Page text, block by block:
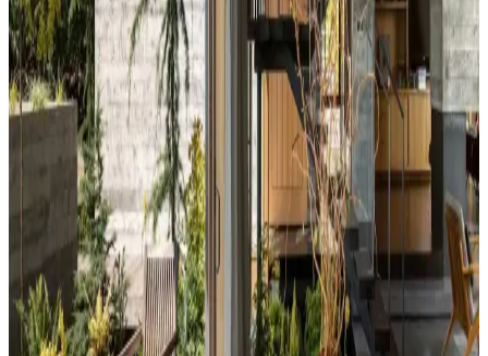
Kahvaltı köşelerinde ahşap ve sentetik deri sandalyeler, dayanıklılık
ve temizlik kolaylığı sunar. Minder ve özel tasarım halılarla konfor
ve estetik dengelenir, mekanın atmosferi güçlenir.
Perde Rengine Uyumlu Nevresim Seçimi: Renk ve
Desenlerle Dekorasyonda Denge Sağlama
Perde ve nevresim uyumu, krem ve magnolia tonlarındaki odalarda
mekanın estetiğini artırır. Kırmızı, kahverengi ve turuncu tonlarıyla
uyumlu renk ve desen önerileri sunulmaktadır.
Ev Dekorasyonunda Denge ve Fonksiyonellik: Renk
Uyumu, Mobilya Yerleşimi ve Estetik İncelemesi
Reddit tartışması üzerinden ev dekorasyonunda renk uyumu,
mobilya yerleşimi ve aksesuar dengesi gibi unsurların yaşam
alanlarının estetik ve fonksiyonelliğini nasıl etkilediği inceleniyor.